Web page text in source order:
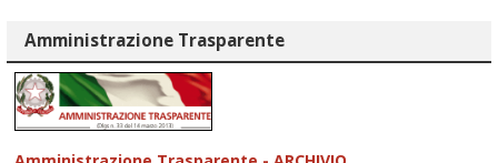
Amministrazione Trasparente